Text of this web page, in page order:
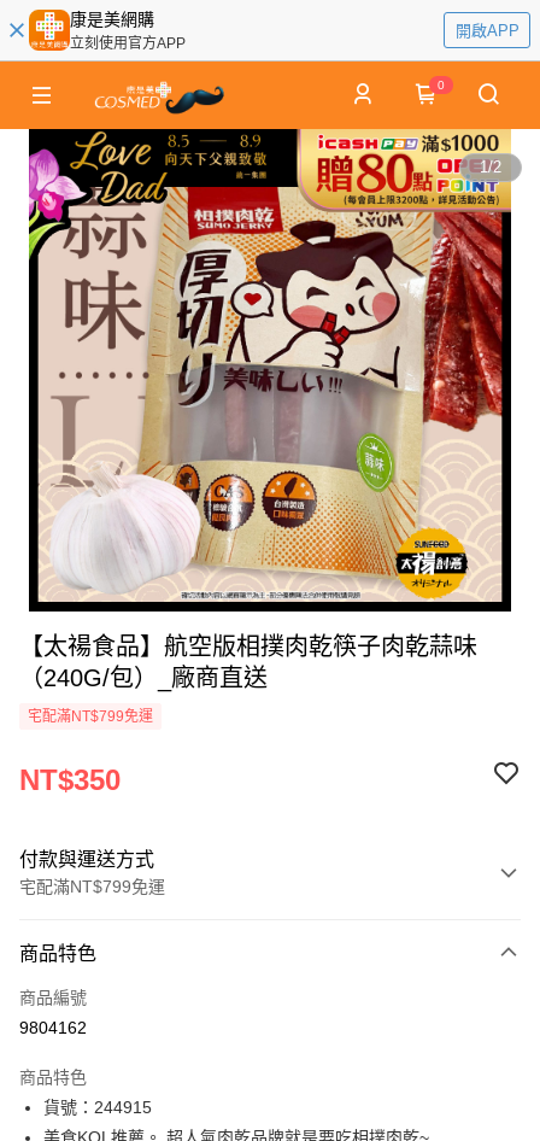
康是美網購
立刻使用官方APP
開啟APP
0
1/2
【太禓食品】航空版相撲肉乾筷子肉乾蒜味
（240G/包）_廠商直送
宅配滿NT$799免運
NT$350
付款與運送方式
宅配滿NT$799免運
icash Pay
信用卡一次付款
LINE Pay
商品特色
商品編號
9804162
商品特色
貨號：244915